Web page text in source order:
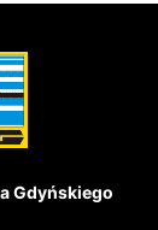
Gdyńskiego